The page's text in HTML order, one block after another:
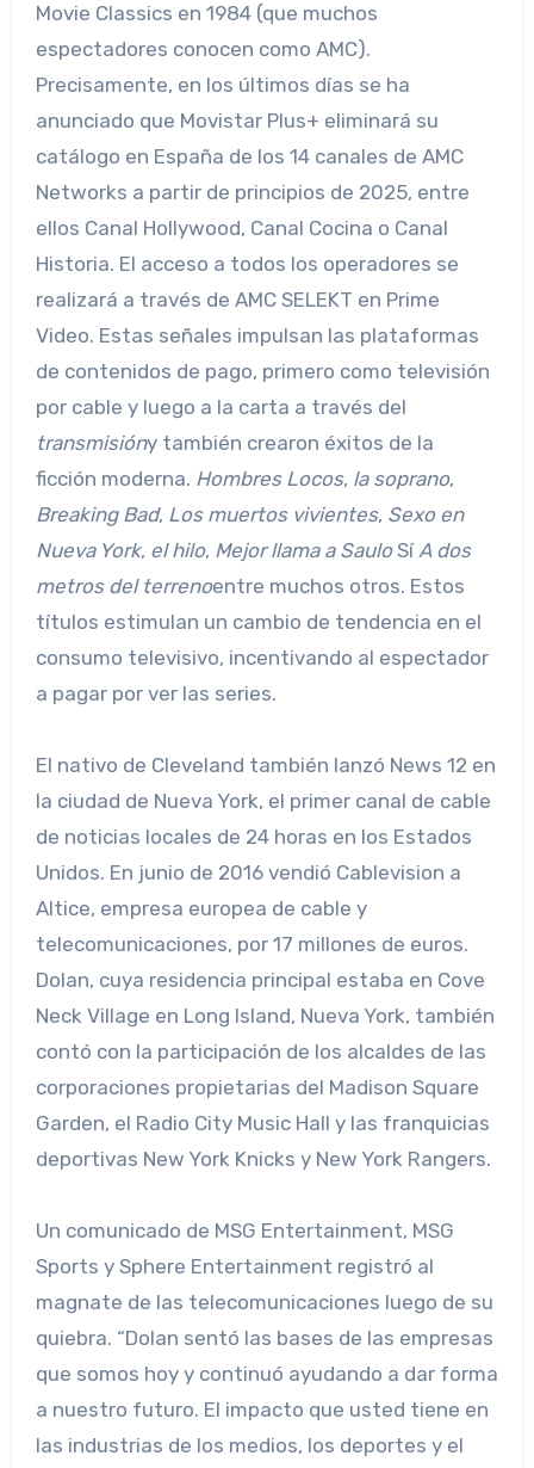
Movie Classics en 1984 (que muchos
espectadores conocen como AMC).
Precisamente, en los últimos días se ha
anunciado que Movistar Plus+ eliminará su
catálogo en España de los 14 canales de AMC
Networks a partir de principios de 2025, entre
ellos Canal Hollywood, Canal Cocina o Canal
Historia. El acceso a todos los operadores se
realizará a través de AMC SELEKT en Prime
Video. Estas señales impulsan las plataformas
de contenidos de pago, primero como televisión
por cable y luego a la carta a través del
transmisióny también crearon éxitos de la
ficción moderna. Hombres Locos, la soprano,
Breaking Bad, Los muertos vivientes, Sexo en
Nueva York, el hilo, Mejor llama a SauloSíA dos
metros del terrenoentre muchos otros. Estos
títulos estimulan un cambio de tendencia en el
consumo televisivo, incentivando al espectador
a pagar por ver las series.
El nativo de Cleveland también lanzó News 12 en
la ciudad de Nueva York, el primer canal de cable
de noticias locales de 24 horas en los Estados
Unidos. En junio de 2016 vendió Cablevision a
Altice, empresa europea de cable y
telecomunicaciones, por 17 millones de euros.
Dolan, cuya residencia principal estaba en Cove
Neck Village en Long Island, Nueva York, también
contó con la participación de los alcaldes de las
corporaciones propietarias del Madison Square
Garden, el Radio City Music Hall y las franquicias
deportivas New York Knicks y New York Rangers.
Un comunicado de MSG Entertainment, MSG
Sports y Sphere Entertainment registró al
magnate de las telecomunicaciones luego de su
quiebra. “Dolan sentó las bases de las empresas
que somos hoy y continuó ayudando a dar forma
a nuestro futuro. El impacto que usted tiene en
las industrias de los medios, los deportes y el